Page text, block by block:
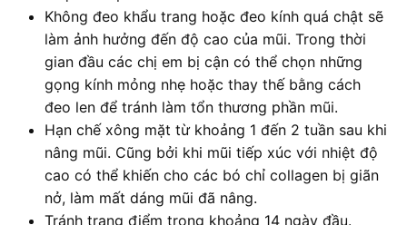
Không đeo khẩu trang hoặc đeo kính quá chật sẽ
làm ảnh hưởng đến độ cao của mũi. Trong thời
gian đầu các chị em bị cận có thể chọn những
gọng kính mỏng nhẹ hoặc thay thế bằng cách
đeo len để tránh làm tổn thương phần mũi.
Hạn chế xông mặt từ khoảng 1 đến 2 tuần sau khi
nâng mũi. Cũng bởi khi mũi tiếp xúc với nhiệt độ
cao có thể khiến cho các bó chỉ collagen bị giãn
nở, làm mất dáng mũi đã nâng.
Tránh trang điểm trong khoảng 14 ngày đầu.